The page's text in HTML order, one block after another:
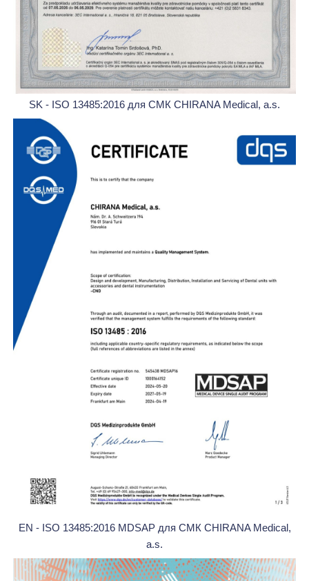
SK - ISO 13485:2016 для СМК CHIRANA Medical, a.s.
EN - ISO 13485:2016 MDSAP для СМК CHIRANA Medical,
a.s.